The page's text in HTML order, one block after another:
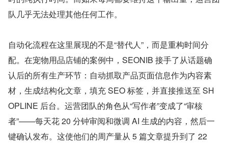
队几乎无法处理其他任何工作。
自动化流程在这里展现的不是“替代人”，而是重构时间分
配。在宠物用品店铺的案例中，SEONIB 接手了从话题确
认后的所有生产环节：自动抓取产品页面信息作为内容素
材，生成结构化文章，填充 SEO 标签，并直接推送至 SH
OPLINE 后台。运营团队的角色从“写作者”变成了“审核
者”——每天花 20 分钟审阅和微调 AI 生成的内容，然后一
键确认发布。这使他们的周产量从 5 篇文章提升到了 22